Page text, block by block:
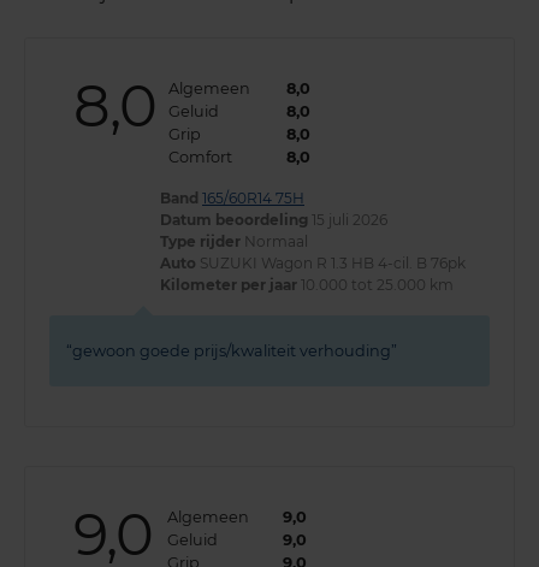
8,0 Algemeen
8,0
Geluid
8,0
Grip
8,0
Comfort
8,0
Band 165/60R14 75H
Datum beoordeling 15 juli 2026
Type rijder Normaal
Auto SUZUKI Wagon R 1.3 HB 4-cil. B 76pk
Kilometer per jaar 10.000 tot 25.000 km
gewoon goede prijs/kwaliteit verhouding
9,0 Algemeen
9,0
Geluid
9,0
Grip
9,0